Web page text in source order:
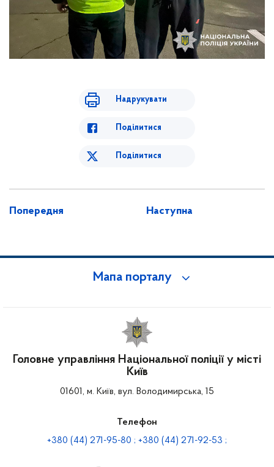
Надрукувати
Поділитися
Поділитися
Попередня Наступна
Мапа порталу
Головне управління Національної поліції у місті
Київ
01601, м. Київ, вул. Володимирська, 15
Телефон
+380 (44) 271-95-80 ; +380 (44) 271-92-53 ;